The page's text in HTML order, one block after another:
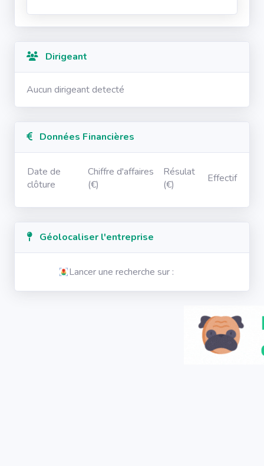
Dirigeant
Aucun dirigeant detecté
Données Financières
Date de
clôture
Chiffre d'affaires
(€)
Résulat
(€)
Effectif
Géolocaliser l'entreprise
Lancer une recherche sur :